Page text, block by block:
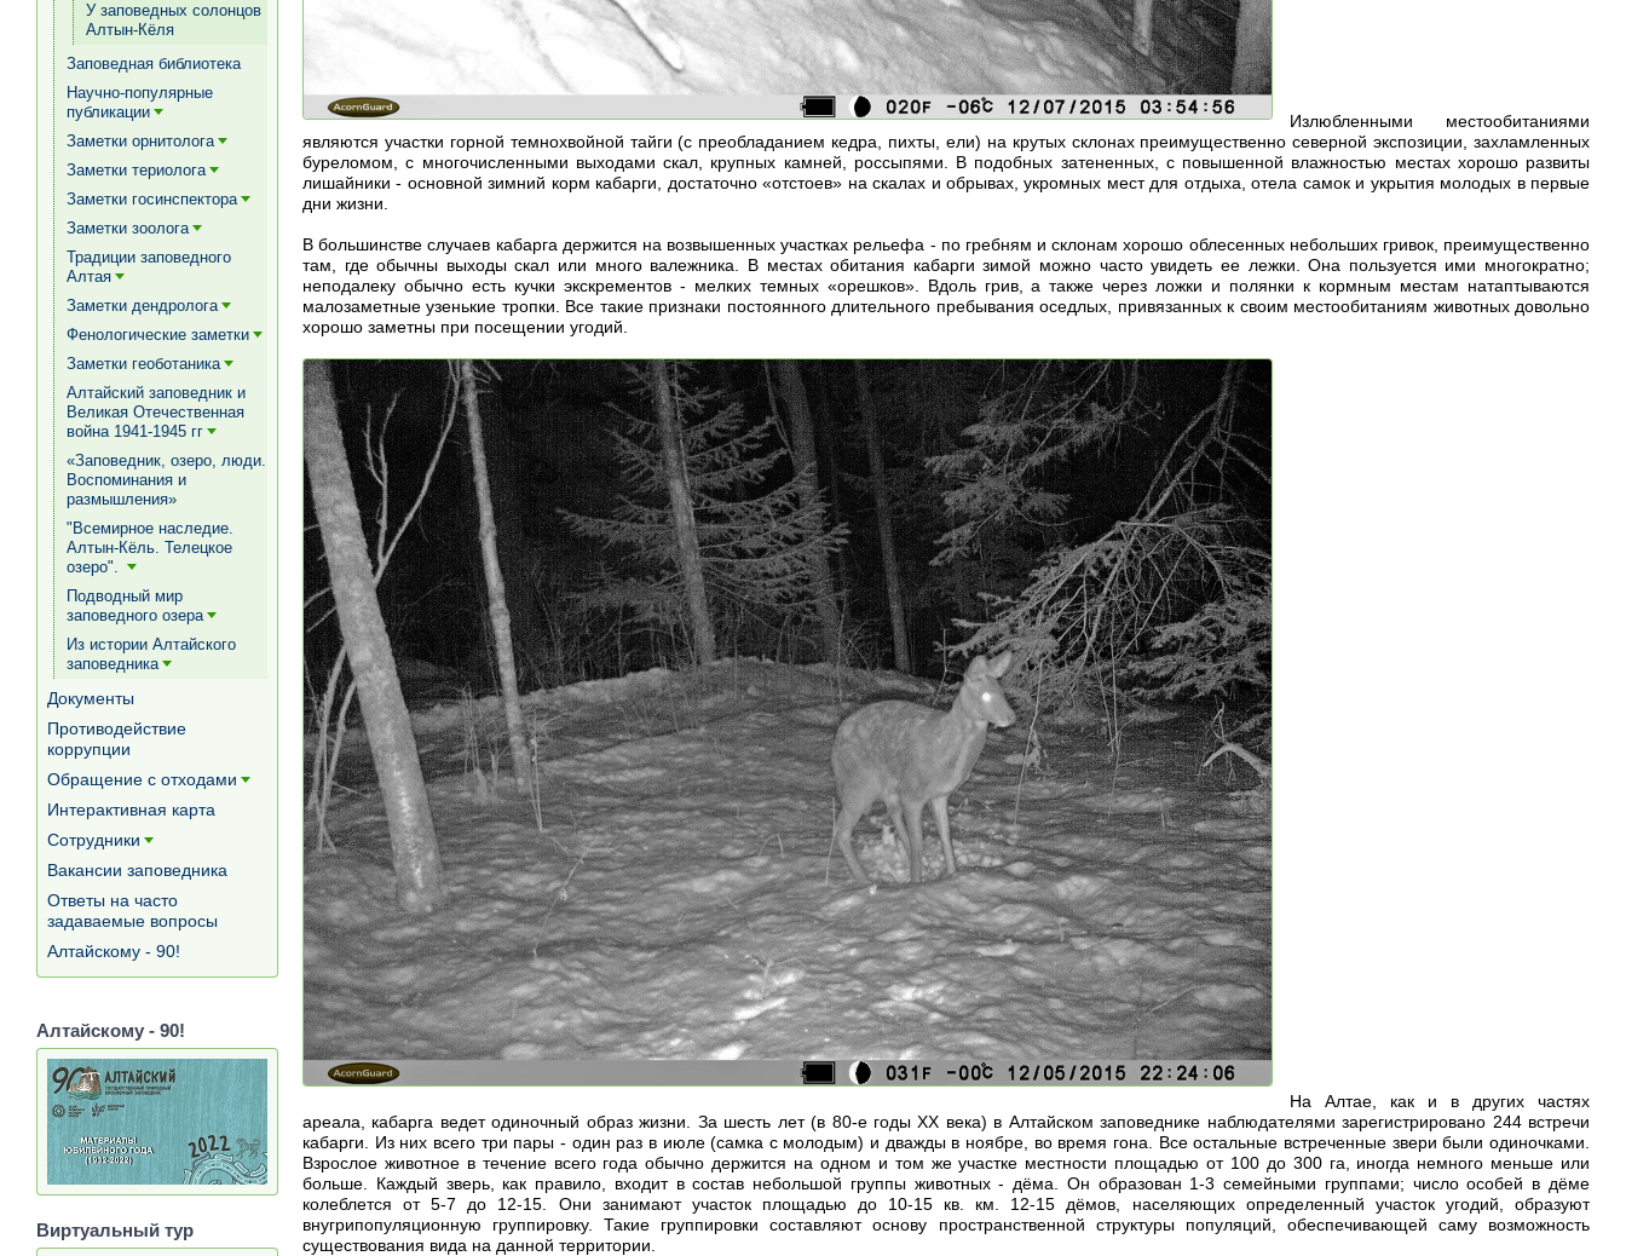
Излюбленными местообитаниями
являются участки горной темнохвойной тайги (с преобладанием кедра, пихты, ели) на крутых склонах преимущественно северной экспозиции, захламленных
буреломом, с многочисленными выходами скал, крупных камней, россыпями. В подобных затененных, с повышенной влажностью местах хорошо развиты
лишайники - основной зимний корм кабарги, достаточно «отстоев» на скалах и обрывах, укромных мест для отдыха, отела самок и укрытия молодых в первые
дни жизни.
В большинстве случаев кабарга держится на возвышенных участках рельефа - по гребням и склонам хорошо облесенных небольших гривок, преимущественно
там, где обычны выходы скал или много валежника. В местах обитания кабарги зимой можно часто увидеть ее лежки. Она пользуется ими многократно;
неподалеку обычно есть кучки экскрементов - мелких темных «орешков». Вдоль грив, а также через ложки и полянки к кормным местам натаптываются
малозаметные узенькие тропки. Все такие признаки постоянного длительного пребывания оседлых, привязанных к своим местообитаниям животных довольно
хорошо заметны при посещении угодий.
На Алтае, как и в других частях
ареала, кабарга ведет одиночный образ жизни. За шесть лет (в 80-е годы XX века) в Алтайском заповеднике наблюдателями зарегистрировано 244 встречи
кабарги. Из них всего три пары - один раз в июле (самка с молодым) и дважды в ноябре, во время гона. Все остальные встреченные звери были одиночками.
Взрослое животное в течение всего года обычно держится на одном и том же участке местности площадью от 100 до 300 га, иногда немного меньше или
больше. Каждый зверь, как правило, входит в состав небольшой группы животных - дёма. Он образован 1-3 семейными группами; число особей в дёме
колеблется от 5-7 до 12-15. Они занимают участок площадью до 10-15 кв. км. 12-15 дёмов, населяющих определенный участок угодий, образуют
внугрипопуляционную группировку. Такие группировки составляют основу пространственной структуры популяций, обеспечивающей саму возможность
существования вида на данной территории.
У заповедных солонцов
Алтын-Кёля
Заповедная библиотека
Научно-популярные
публикации
Заметки орнитолога
Заметки териолога
Заметки госинспектора
Заметки зоолога
Традиции заповедного
Алтая
Заметки дендролога
Фенологические заметки
Заметки геоботаника
Алтайский заповедник и
Великая Отечественная
война 1941-1945 гг
«Заповедник, озеро, люди.
Воспоминания и
размышления»
"Всемирное наследие.
Алтын-Кёль. Телецкое
озеро".
Подводный мир
заповедного озера
Из истории Алтайского
заповедника
Документы
Противодействие
коррупции
Обращение с отходами
Интерактивная карта
Сотрудники
Вакансии заповедника
Ответы на часто
задаваемые вопросы
Алтайскому - 90!
Алтайскому - 90!
Виртуальный тур